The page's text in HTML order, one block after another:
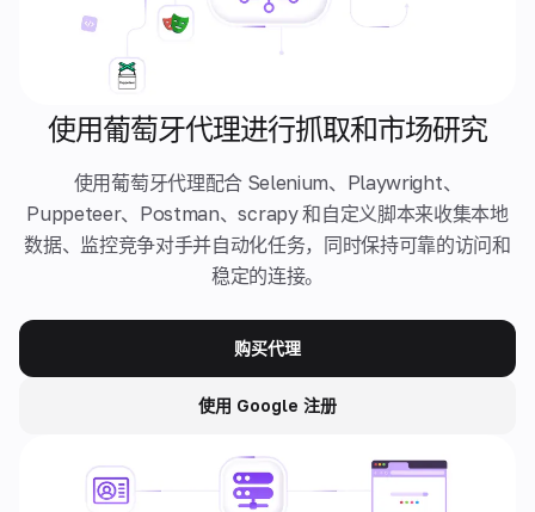
使用葡萄牙代理进行抓取和市场研究
使用葡萄牙代理配合 Selenium、Playwright、
Puppeteer、Postman、scrapy 和自定义脚本来收集本地
数据、监控竞争对手并自动化任务，同时保持可靠的访问和
稳定的连接。
购买代理
使用 Google 注册